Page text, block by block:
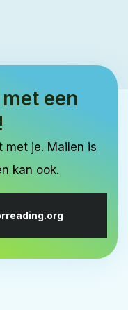
een
je. Mailen is
kan ook.